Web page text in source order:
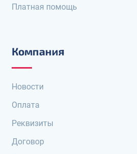
Платная помощь
Компания
Новости
Оплата
Реквизиты
Договор